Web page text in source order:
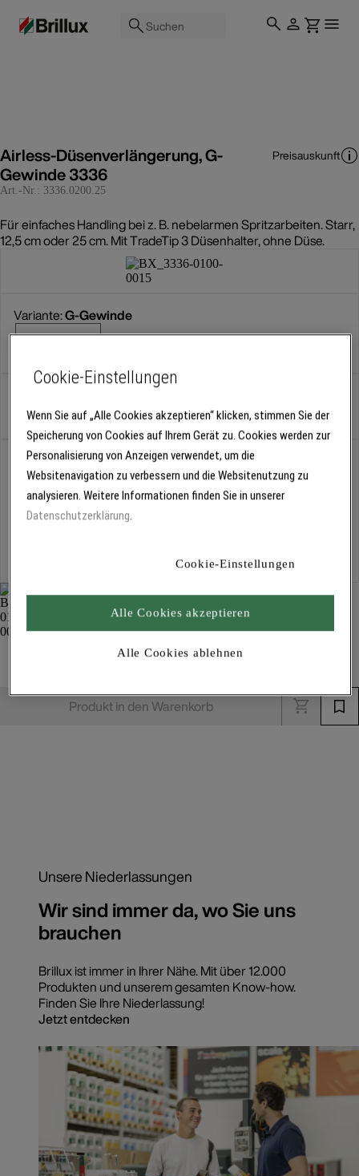
Suchen
Airless-Düsenverlängerung, G-
Gewinde 3336
Art.-Nr.: 3336.0200.25
Preisauskunft
Für einfaches Handling bei z. B. nebelarmen Spritzarbeiten. Starr,
12,5 cm oder 25 cm. Mit TradeTip 3 Düsenhalter, ohne Düse.
Variante:G-Gewinde
G-Gewinde
Stück
Abholung
Für Verfügbarkeiten bitteanmelden
anmelden
Airless-Düsenverlängerung, G-Gewinde 3336
Zubehör Spritz- und Fördertechnik
Produkt in den Warenkorb
Unsere Niederlassungen
Wir sind immer da, wo Sie uns
brauchen
Brillux ist immer in Ihrer Nähe. Mit über 12.000
Produkten und unserem gesamten Know-how.
Finden Sie Ihre Niederlassung!
Jetzt entdecken
Cookie-Einstellungen
Wenn Sie auf „Alle Cookies akzeptieren“ klicken, stimmen Sie der
Speicherung von Cookies auf Ihrem Gerät zu. Cookies werden zur
Personalisierung von Anzeigen verwendet, um die
Websitenavigation zu verbessern und die Websitenutzung zu
analysieren. Weitere Informationen finden Sie in unserer
Datenschutzerklärung.
Cookie-Einstellungen
Alle Cookies ablehnen
Alle Cookies akzeptieren